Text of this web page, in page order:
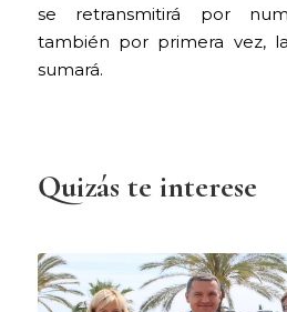
se retransmitirá por
también por primera vez,
sumará.
Quizás te interese